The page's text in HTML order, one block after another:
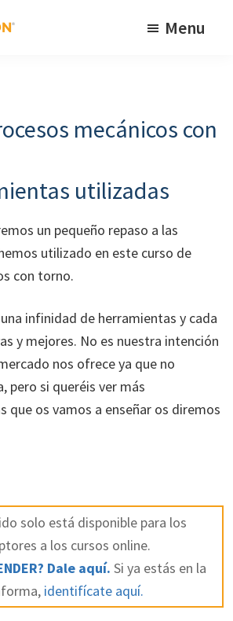
Menu
mecánicos con
utilizadas
un pequeño repaso a las
utilizado en este curso de
con torno.
infinidad de herramientas y cada
y mejores. No es nuestra intención
nos ofrece ya que no
pero si queréis ver más
que os vamos a enseñar os diremos
solo está disponible para los
a los cursos online.
Dale aquí. Si ya estás en la
identifícate aquí.